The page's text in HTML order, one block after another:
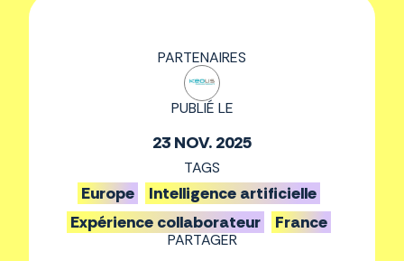
PARTENAIRES
PUBLIÉ LE
23 NOV. 2025
TAGS
Europe
Intelligence artificielle
Expérience collaborateur
France
PARTAGER